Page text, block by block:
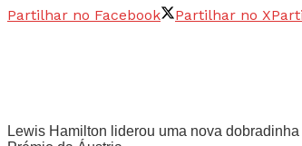
Partilhar no Facebook Partilhar no X
Lewis Hamilton liderou uma nova